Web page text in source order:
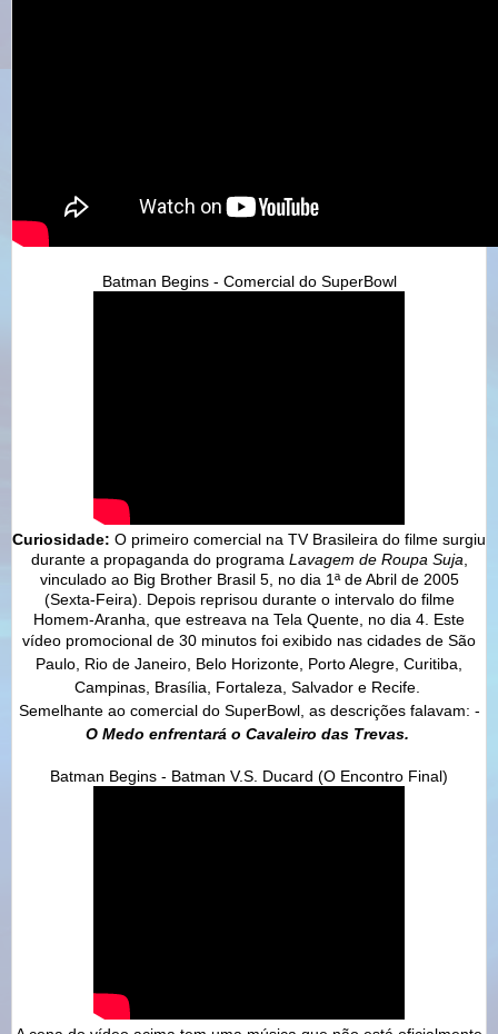
Batman Begins - Comercial do SuperBowl
Curiosidade: O primeiro comercial na TV Brasileira do filme surgiu
durante a propaganda do programa Lavagem de Roupa Suja
vinculado ao Big Brother Brasil 5, no dia 1ª de Abril de 2005
(Sexta-Feira). Depois reprisou durante o intervalo do filme
Homem-Aranha, que estreava na Tela Quente, no dia 4. Este
vídeo promocional de 30 minutos foi exibido nas cidades de São
Paulo, Rio de Janeiro, Belo Horizonte, Porto Alegre, Curitiba,
Campinas, Brasília, Fortaleza, Salvador e Recife.
Semelhante ao comercial do SuperBowl, as descrições falavam: -
O Medo enfrentará o Cavaleiro das Trevas.
Batman Begins - Batman V.S. Ducard (O Encontro Final)